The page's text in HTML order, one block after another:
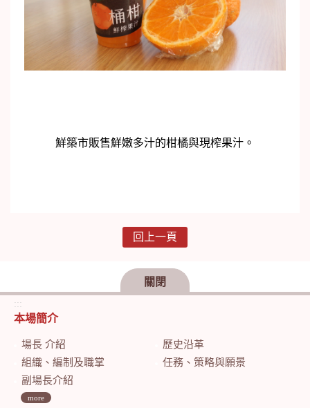
鮮築市販售鮮嫩多汁的柑橘與現榨果汁。
回上一頁
關閉
:::
本場簡介
場長 介紹
歷史沿革
組織、編制及職掌
任務、策略與願景
副場長介紹
more